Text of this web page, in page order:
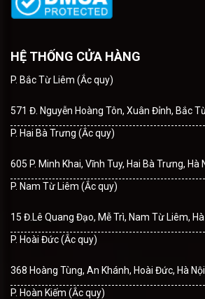
HỆ THỐNG CỬA HÀNG
P. Bắc Từ Liêm (Ắc quy)
571 Đ. Nguyễn Hoàng Tôn, Xuân Đỉnh, Bắc
P. Hai Bà Trưng (Ắc quy)
605 P. Minh Khai, Vĩnh Tuy, Hai Bà Trưng, Hà
P. Nam Từ Liêm (Ắc quy)
15 Đ.Lê Quang Đạo, Mễ Trì, Nam Từ Liêm, Hà
P. Hoài Đức (Ắc quy)
368 Hoàng Tùng, An Khánh, Hoài Đức, Hà Nội
P. Hoàn Kiếm (Ắc quy)